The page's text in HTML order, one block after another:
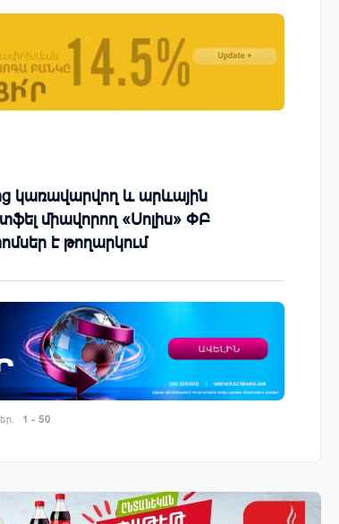
կառավարվող և արևային
միավորող «Սոլիս» ՓԲ
է թողարկում
1 - 50
IDBank-ը ներկայացնում է նոր Mastercard